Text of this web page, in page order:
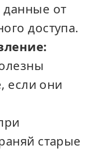
от
доступа.
если они
старые